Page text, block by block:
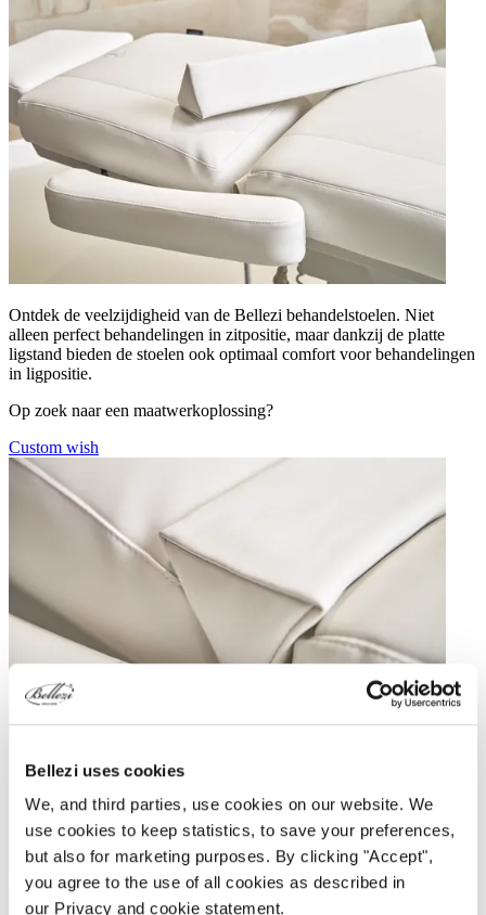
Bellezi uses cookies
We, and third parties, use cookies on our website. We
use cookies to keep statistics, to save your preferences,
but also for marketing purposes. By clicking "Accept",
you agree to the use of all cookies as described in
our Privacy and cookie statement.
Ontdek de veelzijdigheid van de Bellezi behandelstoelen. Niet
alleen perfect behandelingen in zitpositie, maar dankzij de platte
ligstand bieden de stoelen ook optimaal comfort voor behandelingen
in ligpositie.
Op zoek naar een maatwerkoplossing?
Custom wish
Silverguard bekleding
Continental Skai® Toronto